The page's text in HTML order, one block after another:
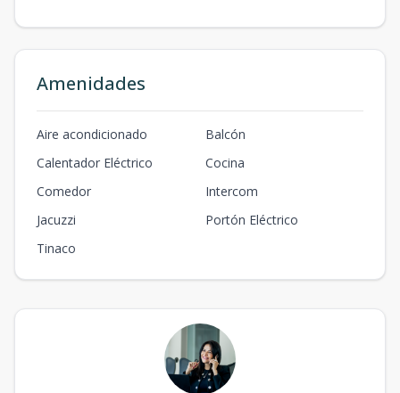
Amenidades
Aire acondicionado
Balcón
Calentador Eléctrico
Cocina
Comedor
Intercom
Jacuzzi
Portón Eléctrico
Tinaco